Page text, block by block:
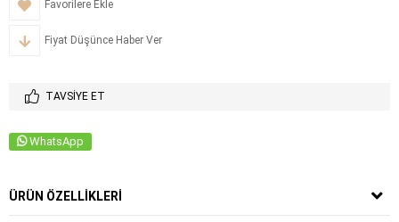
Favorilere Ekle
Fiyat Düşünce Haber Ver
TAVSIYE ET
WhatsApp
ÜRÜN ÖZELLIKLERI